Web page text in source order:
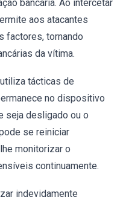
bancária. Ao intercetar
aos atacantes
factores, tornando
da vítima.
tácticas de
no dispositivo
seja desligado ou o
se reiniciar
monitorizar o
continuamente.
indevidamente